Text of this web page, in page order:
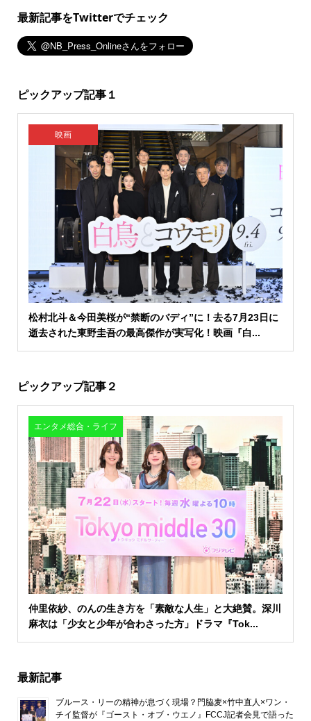
最新記事をTwitterでチェック
ピックアップ記事１
映画
松村北斗＆今田美桜が“禁断のバディ”に！去る7月23日に
逝去された東野圭吾の最高傑作が実写化！映画『白...
ピックアップ記事２
エンタメ総合・ライフ
仲里依紗、のんの生き方を「素敵な人生」と大絶賛。深川
麻衣は「少女と少年が合わさった方」ドラマ『Tok...
最新記事
ブルース・リーの精神が息づく現場？門脇麦×竹中直人×ワン・
チイ監督が『ゴースト・オブ・ウエノ』FCCJ記者会見で語った